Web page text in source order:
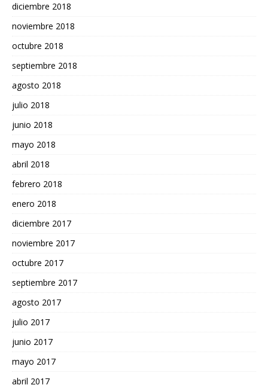
diciembre 2018
noviembre 2018
octubre 2018
septiembre 2018
agosto 2018
julio 2018
junio 2018
mayo 2018
abril 2018
febrero 2018
enero 2018
diciembre 2017
noviembre 2017
octubre 2017
septiembre 2017
agosto 2017
julio 2017
junio 2017
mayo 2017
abril 2017